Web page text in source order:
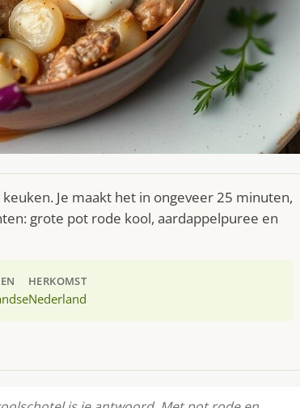
Je maakt het in ongeveer 25 minuten,
grote pot rode kool, aardappelpuree en
HERKOMST
Nederland